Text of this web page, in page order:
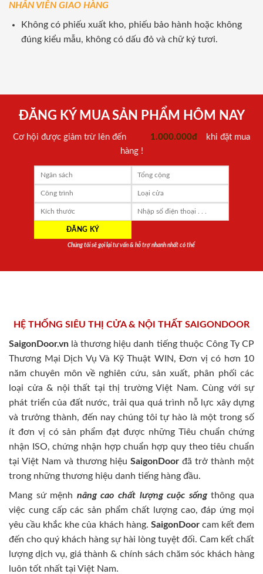
NHÂN VIÊN GIAO HÀNG
Không có phiếu xuất kho, phiếu bảo hành hoặc không
đúng kiểu mẫu, không có dấu đỏ và chữ ký tươi.
ĐĂNG KÝ MUA SẢN PHẨM HÔM NAY
Cơ hội được giảm trừ lên đến 1.000.000đ
khi đặt mua
hàng !
Chúng tôi sẽ gọi lại tư vấn & hỗ trợ nhanh nhất có thể
HỆ THỐNG SIÊU THỊ CỬA & NỘI THẤT SAIGONDOOR
SaigonDoor.vn là thương hiệu danh tiếng thuộc Công Ty CP
Thương Mại Dịch Vụ Và Kỹ Thuật WIN, Đơn vị có hơn 10
năm chuyên môn về nghiên cứu, sản xuất, phân phối các
loại cửa & nội thất tại thị trường Việt Nam. Cùng với sự
phát triển của đất nước, trải qua quá trình nỗ lực xây dựng
và trưởng thành, đến nay chúng tôi tự hào là một trong số
ít đơn vị có sản phẩm đạt được những Tiêu chuẩn chứng
nhận ISO, chứng nhận hợp chuẩn hợp quy theo tiêu chuẩn
tại Việt Nam và thương hiệu SaigonDoor đã trở thành một
trong những thương hiệu danh tiếng hàng đầu.
Mang sứ mệnh nâng cao chất lượng cuộc sốngthông qua
việc cung cấp các sản phẩm chất lượng cao, đáp ứng mọi
yêu cầu khắc khe của khách hàng. SaigonDoorcam kết đem
đến cho quý khách hàng sự hài lòng tuyệt đối. Cam kết chất
lượng dịch vụ, giá thành & chính sách chăm sóc khách hàng
luôn tốt nhất tại Việt Nam.